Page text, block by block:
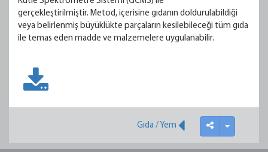
gerçekleştirilmiştir. Metod, içerisine gıdanın doldurulabildiği
veya belirlenmiş büyüklükte parçaların kesilebileceği tüm gıda
ile temas eden madde ve malzemelere uygulanabilir.
Gıda / Yem